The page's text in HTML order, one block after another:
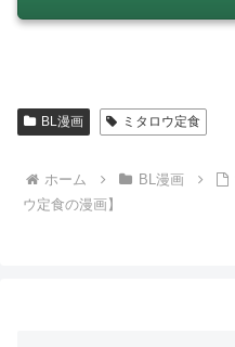
BL漫画 ミタロウ定食
ホーム BL漫画
ウ定食の漫画】